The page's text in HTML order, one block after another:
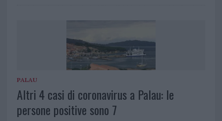
PALAU
Altri 4 casi di coronavirus a Palau: le
persone positive sono 7